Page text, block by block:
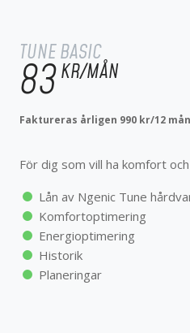
99 KR/MÅN
För dig som vill ha komfort
Energioptimering
Historik
Planeringar
TUNE BASIC
83KR/MÅN
Faktureras årligen 990 kr/12
För dig som vill ha komfort
Lån av Ngenic Tune
Komfortoptimering
Energioptimering
Historik
Planeringar